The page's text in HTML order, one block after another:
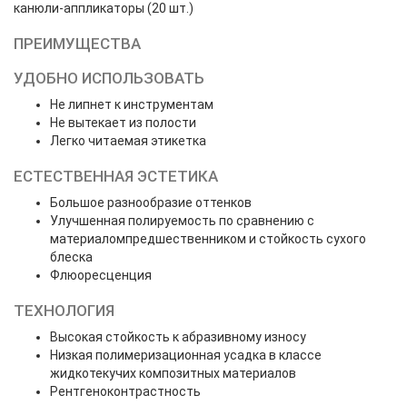
канюли-аппликаторы (20 шт.)
ПРЕИМУЩЕСТВА
УДОБНО ИСПОЛЬЗОВАТЬ
Не липнет к инструментам
Не вытекает из полости
Легко читаемая этикетка
ЕСТЕСТВЕННАЯ ЭСТЕТИКА
Большое разнообразие оттенков
Улучшенная полируемость по сравнению с
материаломпредшественником и стойкость сухого
блеска
Флюоресценция
ТЕХНОЛОГИЯ
Высокая стойкость к абразивному износу
Низкая полимеризационная усадка в классе
жидкотекучих композитных материалов
Рентгеноконтрастность